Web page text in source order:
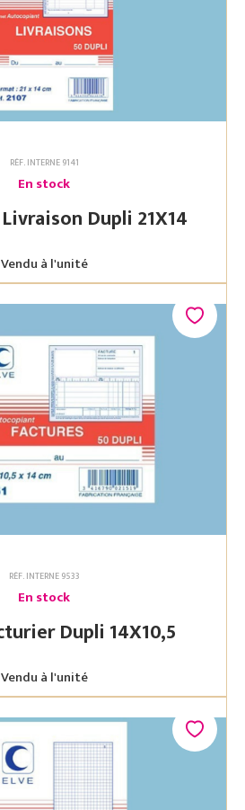
RÉF. INTERNE 9141
En stock
Carnet Bon Livraison Dupli 21X14
Vendu à l'unité
RÉF. INTERNE 9533
En stock
Carnet Facturier Dupli 14X10,5
Vendu à l'unité